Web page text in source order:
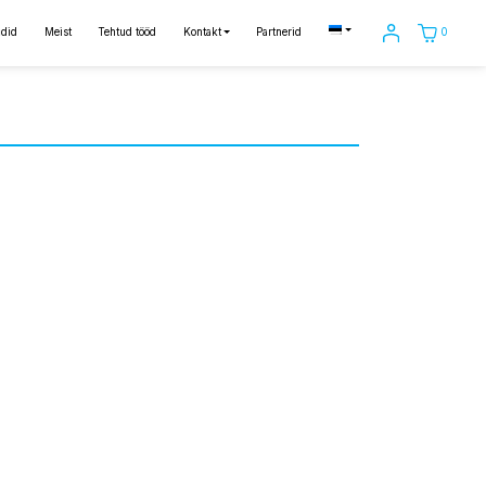
Meist Tehtud tööd Kontakt Partnerid 0